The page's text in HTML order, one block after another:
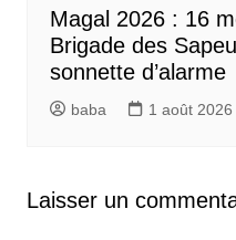
Magal 2026 : 16
Brigade des
sonnette d’alarme
baba 1 août 2026
Laisser un